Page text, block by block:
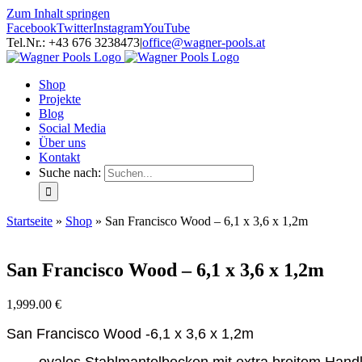
Zum Inhalt springen
FacebookTwitterInstagramYouTube
Tel.Nr.: +43 676 3238473|office@wagner-pools.at
Shop
Projekte
Blog
Social Media
Über uns
Kontakt
Suche nach:
Startseite » Shop » San Francisco Wood – 6,1 x 3,6 x 1,2m
San Francisco Wood – 6,1 x 3,6 x 1,2m
1,999.00 €
San Francisco Wood -6,1 x 3,6 x 1,2m